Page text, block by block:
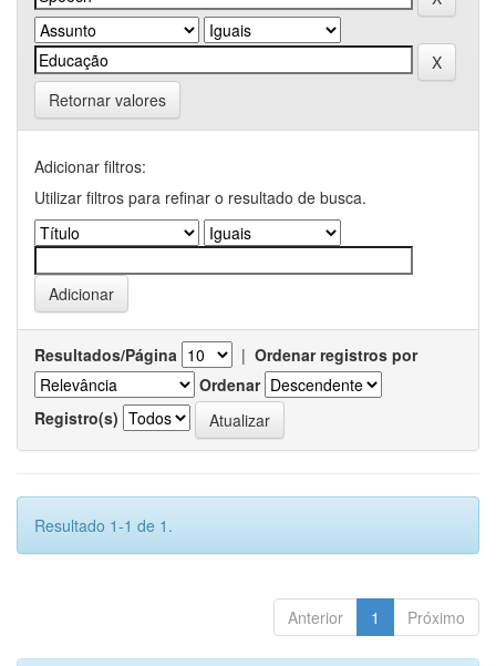
Retornar valores
Adicionar filtros:
Utilizar filtros para refinar o resultado de busca.
Resultados/Página | Ordenar registros por
Ordenar
Registro(s)
Resultado 1-1 de 1.
Anterior 1 Próximo